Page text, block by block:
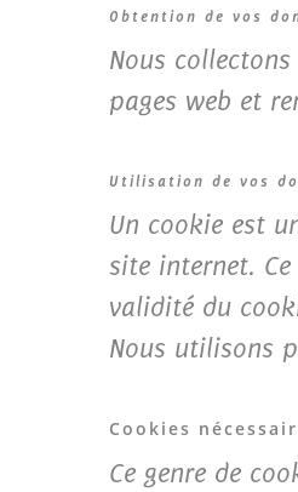
Obtention de vos
Nous
pages web et
Utilisation de vos
Un cookie est
site internet.
validité du
Nous utilisons
Cookies
Ce genre de